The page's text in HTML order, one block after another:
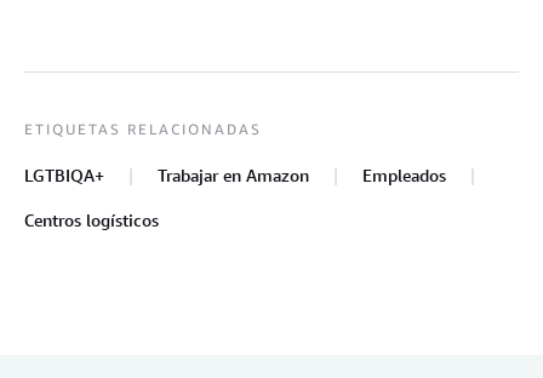
ETIQUETAS RELACIONADAS
LGTBIQA+ Trabajar en Amazon Empleados
Centros logísticos